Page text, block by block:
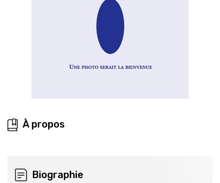
À propos
Biographie